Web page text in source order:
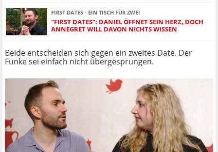
FIRST DATES - EIN TISCH FÜR ZWEI
"FIRST DATES": DANIEL ÖFFNET SEIN HERZ, DOCH
ANNEGRET WILL DAVON NICHTS WISSEN
Beide entscheiden sich gegen ein zweites Date. Der
Funke sei einfach nicht übergesprungen.